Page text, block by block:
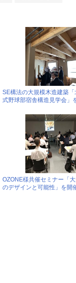
SE構法の大規模木造建築
式野球部宿舎構造見学会」
OZONE様共催セミナー「
のデザインと可能性」を開